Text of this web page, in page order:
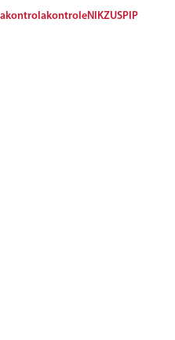
kontrolakontroleNIKZUSPIP